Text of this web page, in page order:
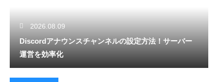
2026.08.09
Discordアナウンスチャンネルの設定方法！サーバー
運営を効率化